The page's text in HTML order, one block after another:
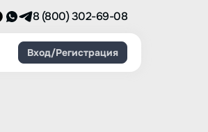
8 (800) 302-69-08
Вход/Регистрация